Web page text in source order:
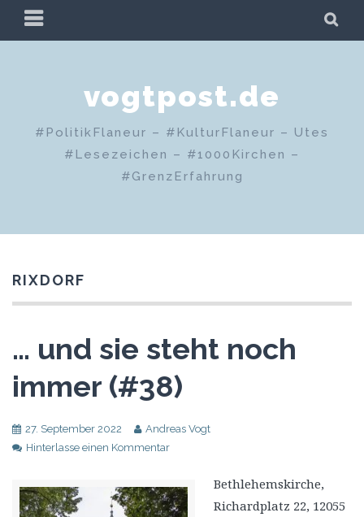
Zum
PRIMÄRES
MENÜ
vogtpost.de
#PolitikFlaneur – #KulturFlaneur – Utes
#Lesezeichen – #1000Kirchen –
#GrenzErfahrung
RIXDORF
… und sie steht noch
immer (#38)
27. September 2022
Andreas Vogt
Hinterlasse einen Kommentar
Bethlehemskirche,
Richardplatz 22, 12055